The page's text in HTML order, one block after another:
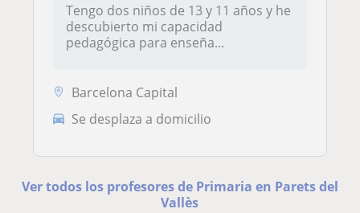
Tengo dos niños de 13 y 11 años y he
descubierto mi capacidad
pedagógica para enseña...
Barcelona Capital
Se desplaza a domicilio
Ver todos los profesores de Primaria en Parets del
Vallès